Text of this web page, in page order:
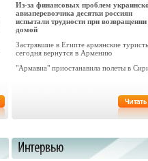
Из-за финансовых проблем
авиаперевозчика десятки россиян
испытали трудности при возвращении
домой
Застрявшие в Египте армянские
сегодня вернутся в Армению
"Армавиа" приостанавила полеты в